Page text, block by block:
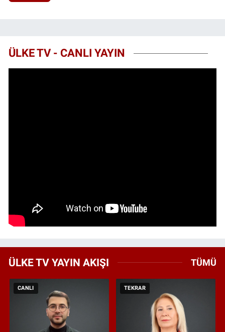
ÜLKE TV - CANLI YAYIN
ÜLKE TV YAYIN AKIŞI TÜMÜ
CANLI TEKRAR